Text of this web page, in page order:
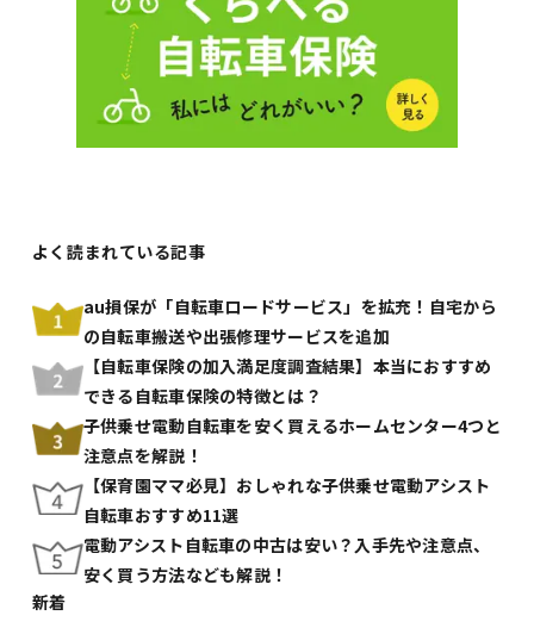
よく読まれている記事
au損保が「自転車ロードサービス」を拡充！自宅から
の自転車搬送や出張修理サービスを追加
【自転車保険の加入満足度調査結果】本当におすすめ
できる自転車保険の特徴とは？
子供乗せ電動自転車を安く買えるホームセンター4つと
注意点を解説！
【保育園ママ必見】おしゃれな子供乗せ電動アシスト
自転車おすすめ11選
電動アシスト自転車の中古は安い？入手先や注意点、
安く買う方法なども解説！
新着